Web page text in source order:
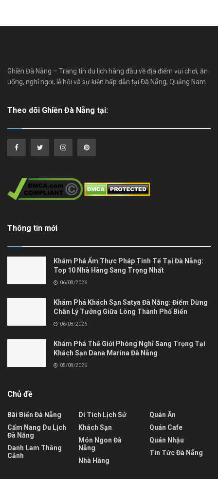
Ghiền Đà Nẵng – Trang tin du lịch hàng đầu về địa điểm vui chơi, ăn
uống, nghỉ ngơi, lễ hội và sự kiện hấp dẫn tại Đà Nẵng, Quảng Nam
Theo dõi Ghiền Đà Nẵng tại:
Thông tin mới
Khám Phá Ẩm Thực Pháp Tinh Tế Tại Đà Nẵng:
Top 10 Nhà Hàng Sang Trọng Nhất
06/08/2026
Khám Phá Khách Sạn Satya Đà Nẵng: Điểm Dừng
Chân Lý Tưởng Giữa Lòng Thành Phố Biển
06/08/2026
Khám Phá Thế Giới Phòng Nghỉ Sang Trọng Tại
Khách Sạn Dana Marina Đà Nẵng
05/08/2026
Chủ đề
Bãi Biển Đà Nẵng
Cẩm Nang Du Lịch
Đà Nẵng
Danh Lam Thắng
Cảnh
Di Tích Lịch Sử
Khách Sạn
Món Ngon Đà
Nẵng
Nhà Hàng
Quán Ăn
Quán Cafe
Quán Nhậu
Tin Tức Đà Nẵng